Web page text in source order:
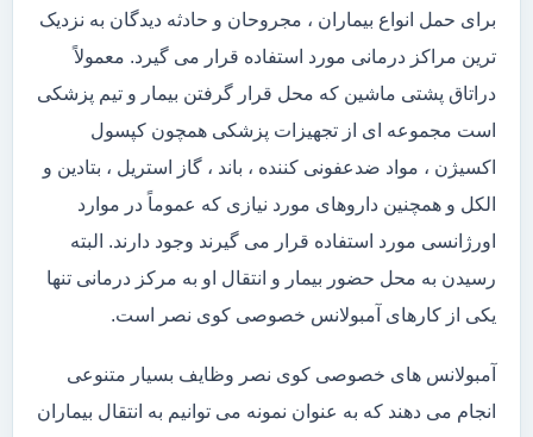
برای حمل انواع بیماران ، مجروحان و حادثه دیدگان به نزدیک
ترین مراکز درمانی مورد استفاده قرار می گیرد. معمولاً
دراتاق پشتی ماشین که محل قرار گرفتن بیمار و تیم پزشکی
است مجموعه ای از تجهیزات پزشکی همچون کپسول
اکسیژن ، مواد ضدعفونی کننده ، باند ، گاز استریل ، بتادین و
الکل و همچنین داروهای مورد نیازی که عموماً در موارد
اورژانسی مورد استفاده قرار می گیرند وجود دارند. البته
رسیدن به محل حضور بیمار و انتقال او به مرکز درمانی تنها
یکی از کارهای آمبولانس خصوصی کوی نصر است.
آمبولانس های خصوصی کوی نصر وظایف بسیار متنوعی
انجام می دهند که به عنوان نمونه می توانیم به انتقال بیماران